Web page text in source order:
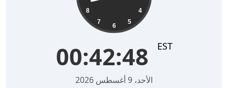
4
5
6
7
8
00:42:49 EST
الأحد، 9 أغسطس 2026